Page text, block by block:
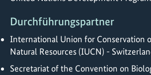
Durchführungspartner
International Union for Conservation
Natural Resources (IUCN) -
Secretariat of the Convention on